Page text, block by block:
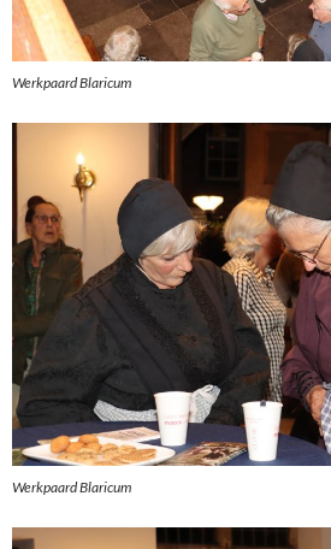
Werkpaard Blaricum
Werkpaard Blaricum